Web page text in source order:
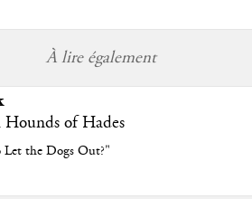
À lire également
of Hades
Let the Dogs Out?"